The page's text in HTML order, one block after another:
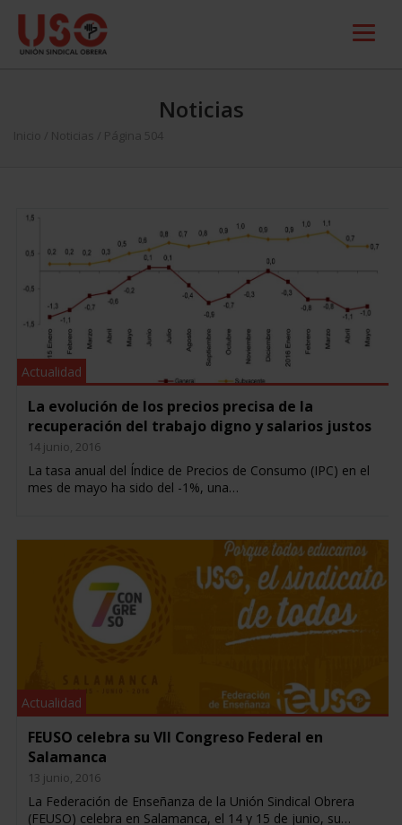
Noticias
Inicio Noticias / Página 504
Actualidad
La evolución de los precios precisa de la
recuperación del trabajo digno y salarios justos
14 junio, 2016
La tasa anual del Índice de Precios de Consumo (IPC) en el
mes de mayo ha sido del -1%, una…
Actualidad
FEUSO celebra su VII Congreso Federal en
Salamanca
13 junio, 2016
La Federación de Enseñanza de la Unión Sindical Obrera
(FEUSO) celebra en Salamanca, el 14 y 15 de junio, su…